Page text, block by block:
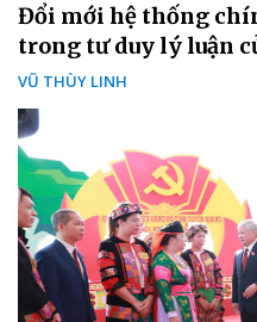
Đổi mới hệ thống
trong tư duy lý luận
VŨ THÙY LINH